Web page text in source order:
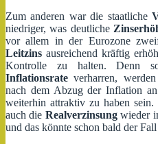
Zum anderen war die staatliche
niedriger, was deutliche
vor allem in der Eurozone
Leitzins ausreichend kräftig
Kontrolle zu halten. Denn
Inflationsrate verharren,
nach dem Abzug der Inflation
weiterhin attraktiv zu haben
auch die Realverzinsungwieder
und das könnte schon bald der Fall